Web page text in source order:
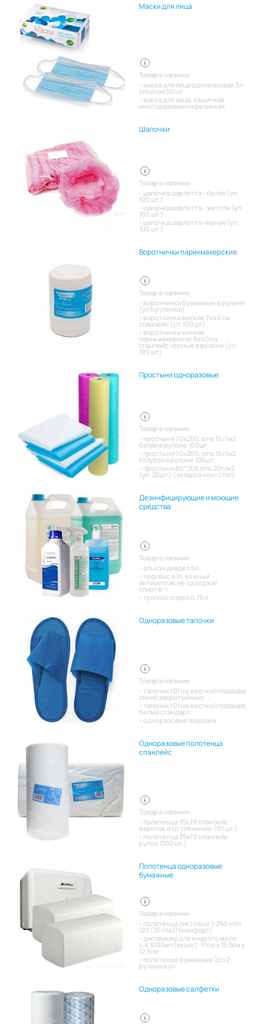
Маски для лица
Товар в наличии:
маска для лица одноразовая 3х-
слойная 50 шт
маска для лица, защитная
многоразовая на резинках
Шапочки
Товар в наличии:
шапочка шарлотта - белая (уп.
100 шт.)
шапочка шарлотта - желтая (уп.
100 шт.)
шапочка шарлотта черная (уп.
100 шт.)
Воротнички парикмахерские
Товар в наличии:
воротнички бумажные в рулоне
(уп 5 рулонов)
воротнички мягкие 7х40 см
спанлейс (уп. 100 шт)
воротнички мягкие
парикмахерские 8х40см
спанлейс черные в рулоне (уп.
100 шт)
Простыни одноразовые
Товар в наличии:
простыня 70х200, sms 15 г/м2
белая в рулоне 100шт
простыня 70х200, sms 15 г/м2
голубая в рулоне 100шт
простыни 80*200 sms 20г/м2
(уп. 20шт.) (укладка нон-стоп)
Дезинфицирующие и моющие
средства
Товар в наличии:
альхон диадез 5л
тефлекс а 1л, кожный
антисептик не содержит
спирта!!!
трилокс спрей 0.75 л
Одноразовые тапочки
Товар в наличии:
тапочки т01 на жесткой подошве
синий закрытый мыс
тапочки т01 на жесткой подошве
белый стандарт
одноразовые водолей
Одноразовые полотенца
спанлейс
Товар в наличии:
полотенца 35х70 спанлейс
европак отд.сложение (50 шт.)
полотенца 35х70 спанлейс
рулон (100 шт.)
Полотенца одноразовые
бумажные
Товар в наличии:
полотенца листовые 1-250 vmч
/20 (35 г/м2)(комфорт)
диспенсер для жидкого мыла
s.4 1000мл (вхшхг): 17см x 15,5см x
12,5см
полотенце бумажные 2сл 2
рулона в уп
Одноразовые салфетки